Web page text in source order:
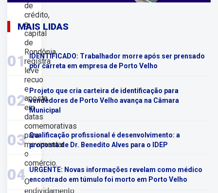
de
crédito,
a
capital
de
Rondônia
registra
leve
recuo
e
aposta
em
datas
comemorativas
para
movimentar
o
comércio.
O
endividamento
MAIS LIDAS
01
IDENTIFICADO: Trabalhador morre após ser prensado
por carreta em empresa de Porto Velho
02
Projeto que cria carteira de identificação para
vendedores de Porto Velho avança na Câmara
Municipal
03 Qualificação profissional é desenvolvimento: a
proposta de Dr. Benedito Alves para o IDEP
04 URGENTE: Novas informações revelam como médico
encontrado em túmulo foi morto em Porto Velho